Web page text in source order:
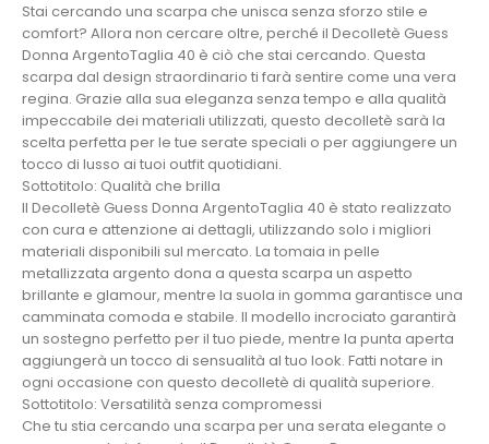
Stai cercando una scarpa che unisca senza sforzo stile e
comfort? Allora non cercare oltre, perché il Decolletè Guess
Donna ArgentoTaglia 40 è ciò che stai cercando. Questa
scarpa dal design straordinario ti farà sentire come una vera
regina. Grazie alla sua eleganza senza tempo e alla qualità
impeccabile dei materiali utilizzati, questo decolletè sarà la
scelta perfetta per le tue serate speciali o per aggiungere un
tocco di lusso ai tuoi outfit quotidiani.
Sottotitolo: Qualità che brilla
Il Decolletè Guess Donna ArgentoTaglia 40 è stato realizzato
con cura e attenzione ai dettagli, utilizzando solo i migliori
materiali disponibili sul mercato. La tomaia in pelle
metallizzata argento dona a questa scarpa un aspetto
brillante e glamour, mentre la suola in gomma garantisce una
camminata comoda e stabile. Il modello incrociato garantirà
un sostegno perfetto per il tuo piede, mentre la punta aperta
aggiungerà un tocco di sensualità al tuo look. Fatti notare in
ogni occasione con questo decolletè di qualità superiore.
Sottotitolo: Versatilità senza compromessi
Che tu stia cercando una scarpa per una serata elegante o